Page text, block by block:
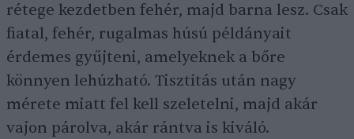
rétege kezdetben fehér, majd barna lesz. Csak
fiatal, fehér, rugalmas húsú példányait
érdemes gyűjteni, amelyeknek a bőre
könnyen lehúzható. Tisztítás után nagy
mérete miatt fel kell szeletelni, majd akár
vajon párolva, akár rántva is kiváló.